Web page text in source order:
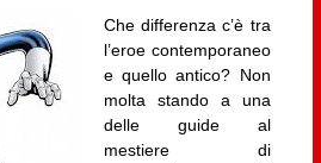
Che differenza c’è tra
l’eroe contemporaneo
e quello antico? Non
molta stando a una
delle guide al
mestiere di